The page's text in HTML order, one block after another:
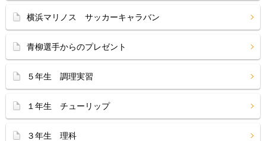
横浜マリノス サッカーキャラバン
青柳選手からのプレゼント
５年生 調理実習
１年生 チューリップ
３年生 理科